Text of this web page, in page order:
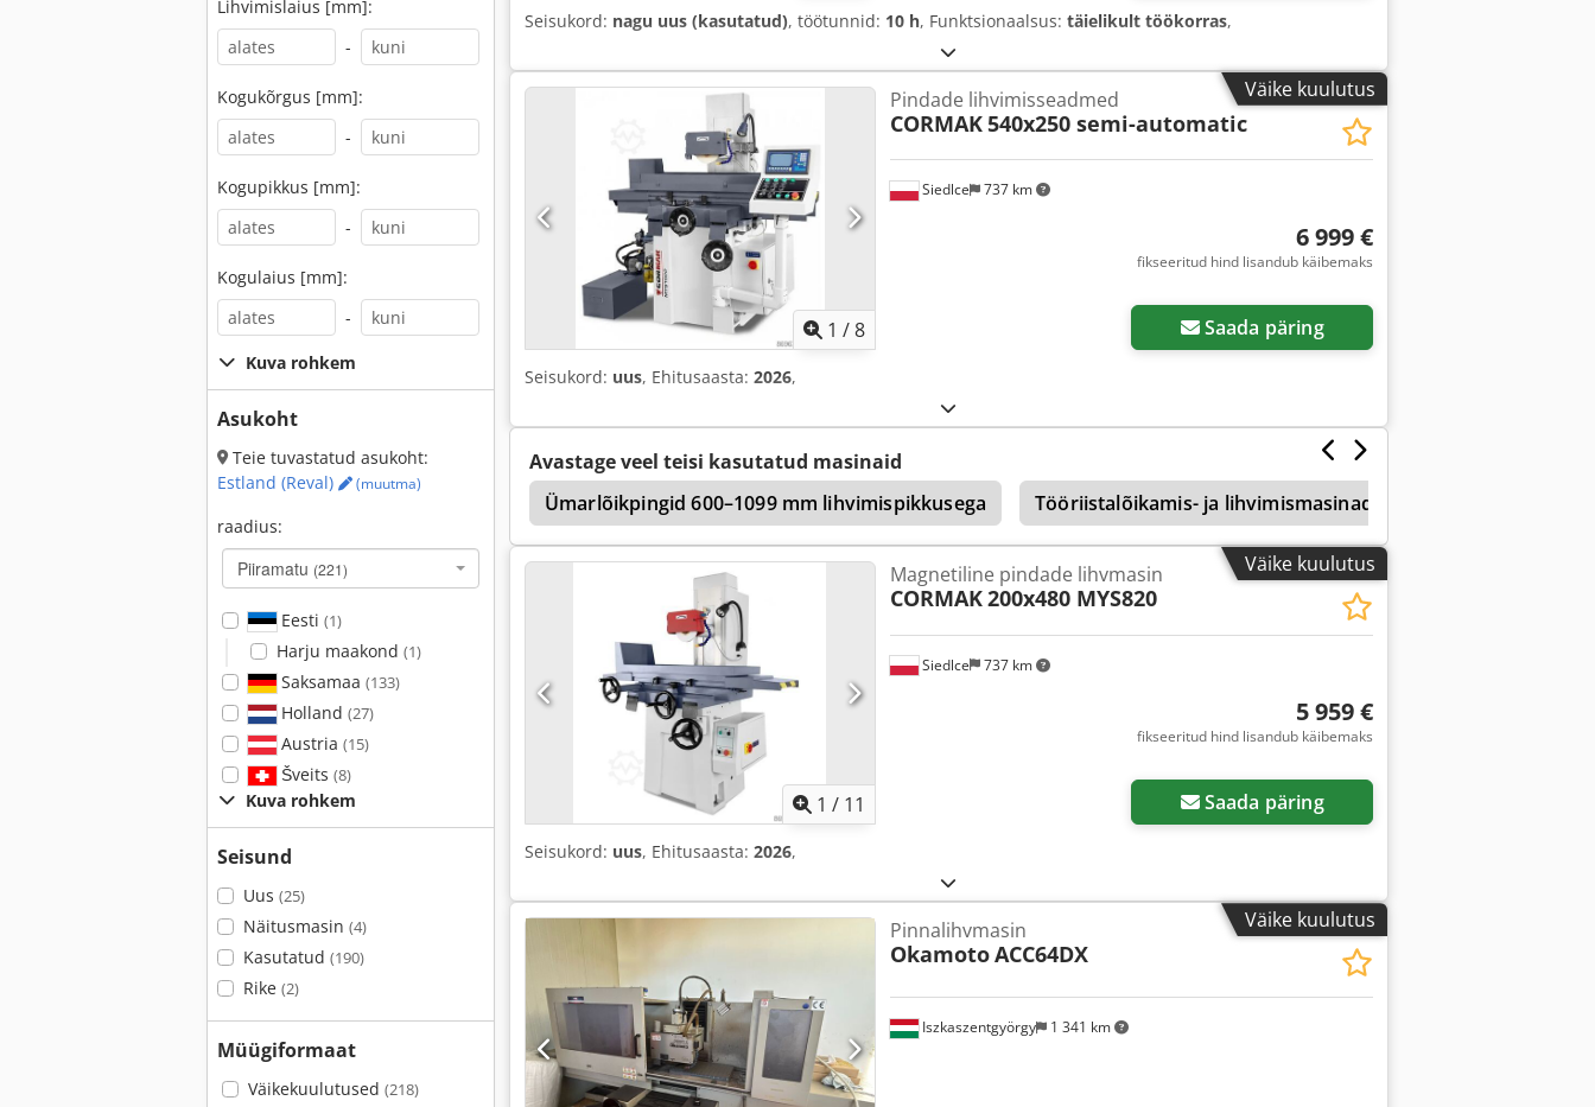
Lihvimislaius [mm]:
-
Kogukõrgus [mm]:
-
Kogupikkus [mm]:
-
Kogulaius [mm]:
-
Kuva rohkem
Asukoht
Teie tuvastatud asukoht:
Estland (Reval)
(muutma)
raadius:
Piiramatu (221)
Eesti (1)
Harju maakond (1)
Saksamaa (133)
Holland (27)
Austria (15)
Šveits (8)
Kuva rohkem
Seisund
Uus (25)
Näitusmasin (4)
Kasutatud (190)
Rike (2)
Müügiformaat
Väikekuulutused (218)
Seisukord: nagu uus (kasutatud), töötunnid: 10 h, Funktsionaalsus: täielikult töökorras,
Väike kuulutus
1 /8
Siedlce 737 km
Pindade lihvimisseadmed
CORMAK540x250 semi-automatic
6 999 €
fikseeritud hind lisandub käibemaks
Saada päring
Seisukord: uus, Ehitusaasta: 2026,
Avastage veel teisi kasutatud masinaid
Ümarlõikpingid 600–1099 mm lihvimispikkusega
Tööriistalõikamis- ja lihvimismasinad
Väike kuulutus
1 / 11
Siedlce 737 km
Magnetiline pindade lihvmasin
CORMAK200x480 MYS820
5 959 €
fikseeritud hind lisandub käibemaks
Saada päring
Seisukord: uus, Ehitusaasta: 2026,
Väike kuulutus
Iszkaszentgyörgy 1 341 km
Pinnalihvmasin
OkamotoACC64DX